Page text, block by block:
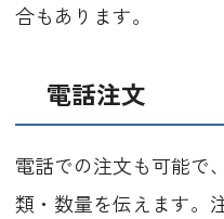
合もあります。
電話注文
電話での注文も可能で
類・数量を伝えます。